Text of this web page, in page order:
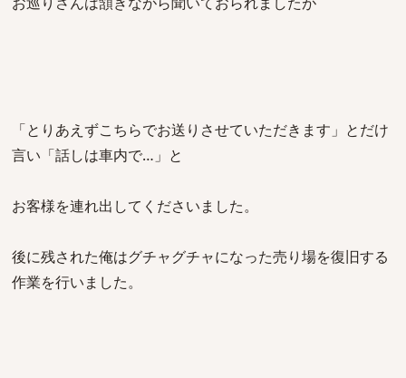
「とりあえずこちらでお送りさせていただきます」とだけ
言い「話しは車内で…」と
お客様を連れ出してくださいました。
後に残された俺はグチャグチャになった売り場を復旧する
作業を行いました。